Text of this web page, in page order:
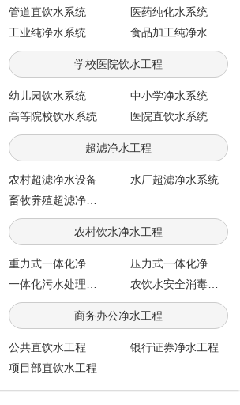
管道直饮水系统
医药纯化水系统
工业纯净水系统
学校医院饮水工程
幼儿园饮水系统
中小学净水系统
高等院校饮水系统
医院直饮水系统
超滤净水工程
农村超滤净水设备
水厂超滤净水系统
农村饮水净水工程
商务办公净水工程
公共直饮水工程
银行证券净水工程
项目部直饮水工程